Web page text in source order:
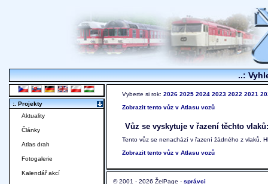
..:
Vyberte si rok: 2026 2025 2024 2023 2022 2021
Zobrazit tento vůz v Atlasu vozů
Vůz se vyskytuje v řazení těchto vlaků:
Tento vůz se nenachází v řazení žádného z vlaků.
Zobrazit tento vůz v Atlasu vozů
© 2001 - 2026 ŽelPage - správci
:. Projekty
Aktuality
Články
Atlas drah
Fotogalerie
Kalendář akcí